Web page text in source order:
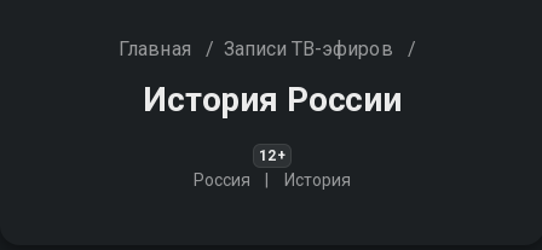
Главная / Записи ТВ-эфиров /
История России
12+
Россия История